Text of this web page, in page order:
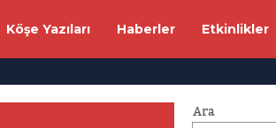
Köşe Yazıları Haberler Etkinlikler
Ara